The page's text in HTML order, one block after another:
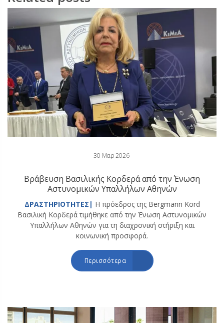
30 Μαρ 2026
Βράβευση Βασιλικής Κορδερά από την Ένωση
Αστυνομικών Υπαλλήλων Αθηνών
ΔΡΑΣΤΗΡΙΟΤΗΤΕΣ| Η πρόεδρος της Bergmann Kord
Βασιλική Κορδερά τιμήθηκε από την Ένωση Αστυνομικών
Υπαλλήλων Αθηνών για τη διαχρονική στήριξη και
κοινωνική προσφορά.
Περισσότερα